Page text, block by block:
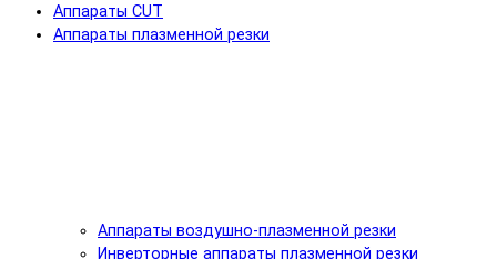
Аппараты CUT
Аппараты плазменной резки
Аппараты воздушно-плазменной резки
Инверторные аппараты плазменной резки